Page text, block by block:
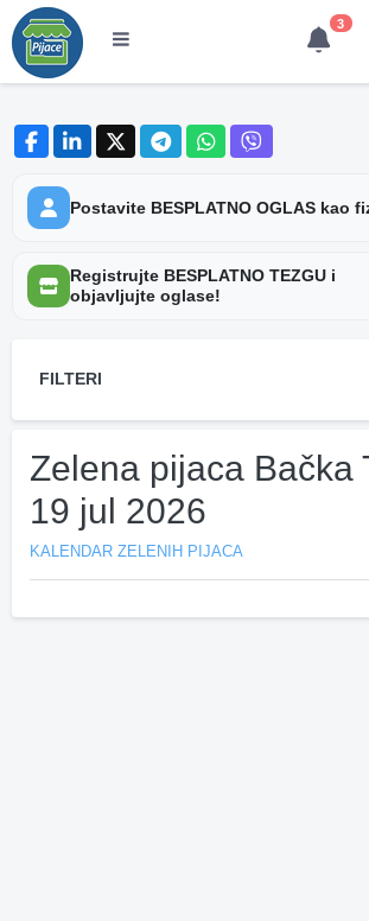
3
Postavite BESPLATNO OGLAS kao
Registrujte BESPLATNO TEZGU i
objavljujte oglase!
FILTERI
Zelena pijaca Bačka
19 jul 2026
KALENDAR ZELENIH PIJACA